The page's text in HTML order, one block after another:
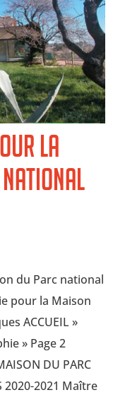
la
national
du Parc national
pour la Maison
ACCUEIL »
» Page 2
DU PARC
2020-2021 Maître